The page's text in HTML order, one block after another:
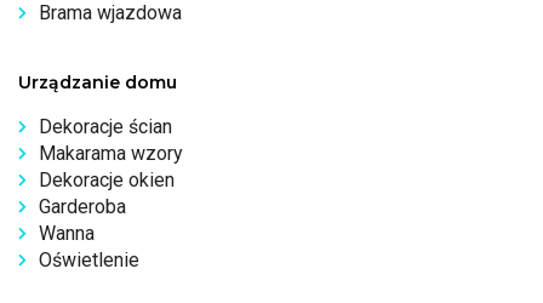
Brama wjazdowa
Urządzanie domu
Dekoracje ścian
Makarama wzory
Dekoracje okien
Garderoba
Wanna
Oświetlenie